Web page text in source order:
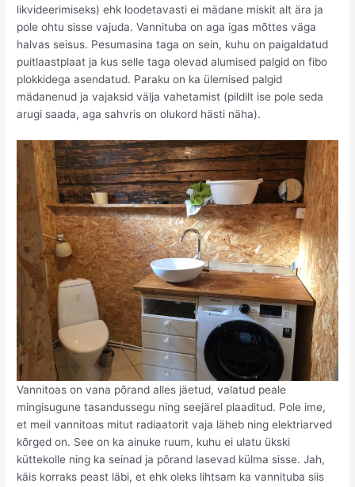
likvideerimiseks) ehk loodetavasti ei mädane miskit alt ära ja
pole ohtu sisse vajuda. Vannituba on aga igas mõttes väga
halvas seisus. Pesumasina taga on sein, kuhu on paigaldatud
puitlaastplaat ja kus selle taga olevad alumised palgid on fibo
plokkidega asendatud. Paraku on ka ülemised palgid
mädanenud ja vajaksid välja vahetamist (pildilt ise pole seda
arugi saada, aga sahvris on olukord hästi näha).
Vannitoas on vana põrand alles jäetud, valatud peale
mingisugune tasandussegu ning seejärel plaaditud. Pole ime,
et meil vannitoas mitut radiaatorit vaja läheb ning elektriarved
kõrged on. See on ka ainuke ruum, kuhu ei ulatu ükski
küttekolle ning ka seinad ja põrand lasevad külma sisse. Jah,
käis korraks peast läbi, et ehk oleks lihtsam ka vannituba siis